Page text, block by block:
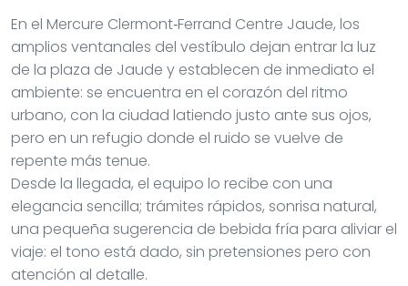
En el Mercure Clermont‑Ferrand Centre Jaude, los
amplios ventanales del vestíbulo dejan entrar la luz
de la plaza de Jaude y establecen de inmediato el
ambiente: se encuentra en el corazón del ritmo
urbano, con la ciudad latiendo justo ante sus ojos,
pero en un refugio donde el ruido se vuelve de
repente más tenue.
Desde la llegada, el equipo lo recibe con una
elegancia sencilla; trámites rápidos, sonrisa natural,
una pequeña sugerencia de bebida fría para aliviar el
viaje: el tono está dado, sin pretensiones pero con
atención al detalle.